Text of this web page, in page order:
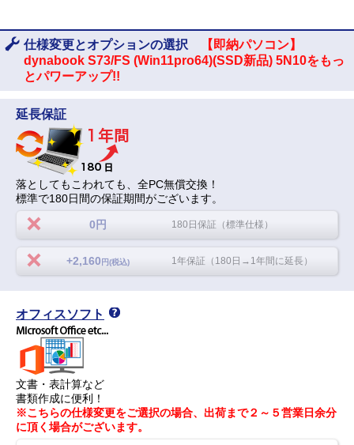
仕様変更とオプションの選択
【即納パソコン】
dynabook S73/FS (Win11pro64)(SSD新品) 5N10をもっ
とパワーアップ!!
延長保証
落としてもこわれても、全PC無償交換！
標準で180日間の保証期間がございます。
0円 180日保証（標準仕様）
+2,160 円(税込) 1年保証（180日→1年間に延長）
オフィスソフト
文書・表計算など
書類作成に便利！
※こちらの仕様変更をご選択の場合、出荷まで２～５営業日余分
に頂く場合がございます。